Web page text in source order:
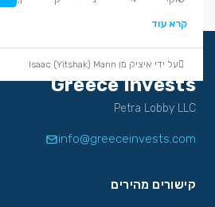
על ידי איציק מן Isaac (Yitshak) Mann
על ידי איציק מן Isaac (Yitshak) Mann
על ידי איציק מן Isaac (Yitshak) Mann
קרא עוד
על ידי איציק מן Isaac (Yitshak) Mann
קרא עוד
על ידי איציק מן Isaac (Yitshak) Mann
Greece Invests
Petra Lobby LLC
info@greeceinvests.com
קישורים מהירים